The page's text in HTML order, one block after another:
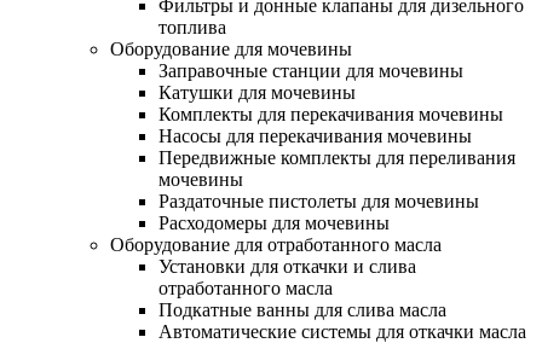
Фильтры и донные клапаны для дизельного
топлива
Оборудование для мочевины
Заправочные станции для мочевины
Катушки для мочевины
Комплекты для перекачивания мочевины
Насосы для перекачивания мочевины
Передвижные комплекты для переливания
мочевины
Раздаточные пистолеты для мочевины
Расходомеры для мочевины
Оборудование для отработанного масла
Установки для откачки и слива
отработанного масла
Подкатные ванны для слива масла
Автоматические системы для откачки масла